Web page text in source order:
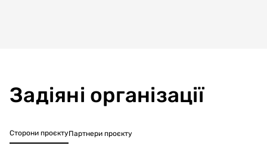
Задіяні організації
Сторони проєктуПартнери проєкту